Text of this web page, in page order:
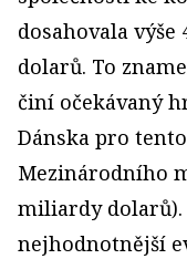
dosahovala
dolarů. To
činí očekávaný
Dánska pro
Mezinárodního
miliardy dolarů).
nejhodnotnější